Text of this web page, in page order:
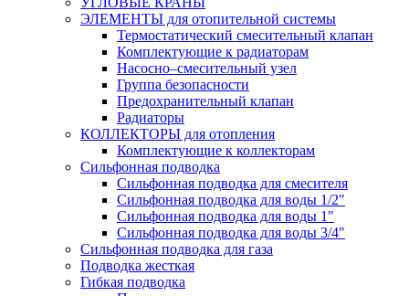
ЭЛЕМЕНТЫ для отопительной системы
Термостатический смесительный клапан
Комплектующие к радиаторам
Насосно–смесительный узел
Группа безопасности
Предохранительный клапан
Радиаторы
КОЛЛЕКТОРЫ для отопления
Комплектующие к коллекторам
Сильфонная подводка
Сильфонная подводка для смесителя
Сильфонная подводка для воды 1/2"
Сильфонная подводка для воды 1"
Сильфонная подводка для воды 3/4"
Cильфонная подводка для газа
Подводка жесткая
Гибкая подводка